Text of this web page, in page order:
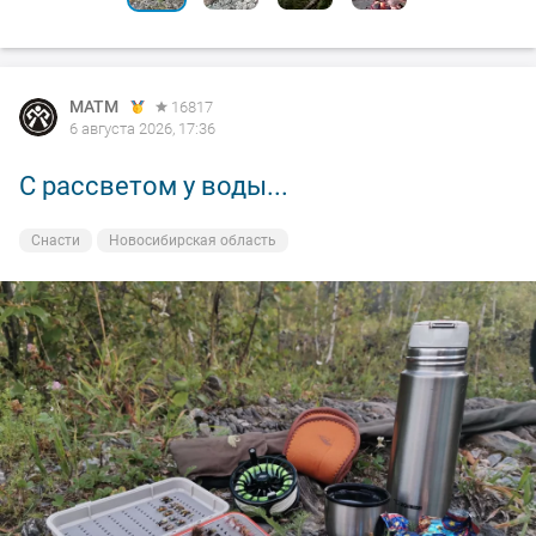
MATM
16817
6 августа 2026, 17:36
С рассветом у воды...
Снасти Новосибирская область